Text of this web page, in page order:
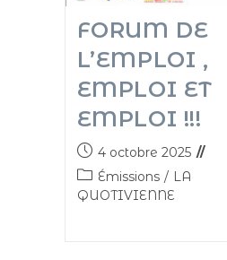
FORUM DE
L’EMPLOI ,
EMPLOI ET
EMPLOI !!!
4 octobre 2025
Émissions / LA
QUOTIVIENNE